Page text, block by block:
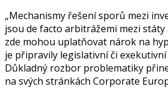
„Mechanismy řešení sporů mezi
jsou de facto arbitrážemi mezi
zde mohou uplatňovat nárok na
je připravily legislativní či
Důkladný rozbor problematiky
na svých stránkách Corporate